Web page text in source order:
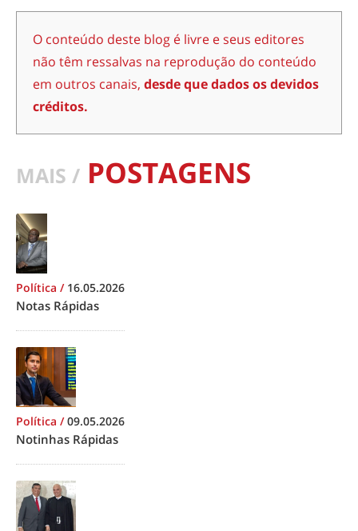
O conteúdo deste blog é livre e seus editores
não têm ressalvas na reprodução do conteúdo
em outros canais, desde que dados os devidos
créditos.
MAIS / POSTAGENS
Política / 16.05.2026
Notas Rápidas
Política /09.05.2026
Notinhas Rápidas